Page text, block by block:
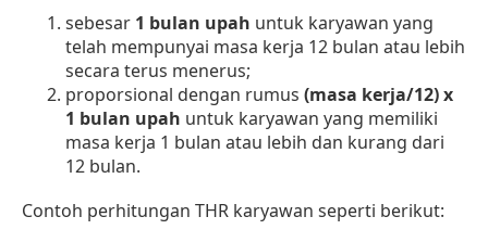
sebesar 1 bulan upah untuk karyawan yang
telah mempunyai masa kerja 12 bulan atau lebih
secara terus menerus;
proporsional dengan rumus (masa kerja/12) x
1 bulan upah untuk karyawan yang memiliki
masa kerja 1 bulan atau lebih dan kurang dari
12 bulan.
Contoh perhitungan THR karyawan seperti berikut: